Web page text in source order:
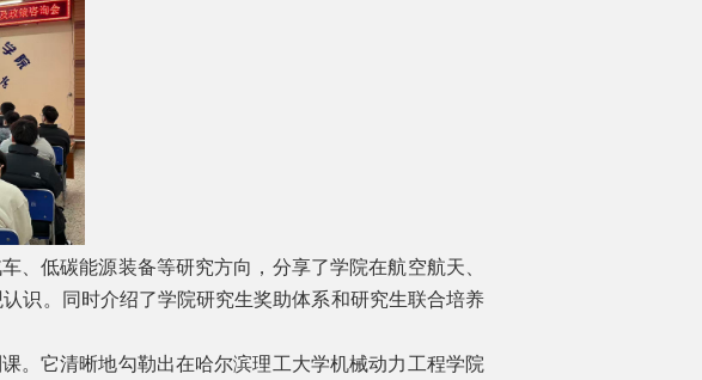
、低碳能源装备等研究方向，分享了学院在航空航天、
识。同时介绍了学院研究生奖助体系和研究生联合培养
。它清晰地勾勒出在哈尔滨理工大学机械动力工程学院